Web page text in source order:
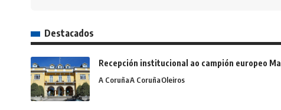
Destacados
Recepción institucional ao campión europeo
A CoruñaA CoruñaOleiros